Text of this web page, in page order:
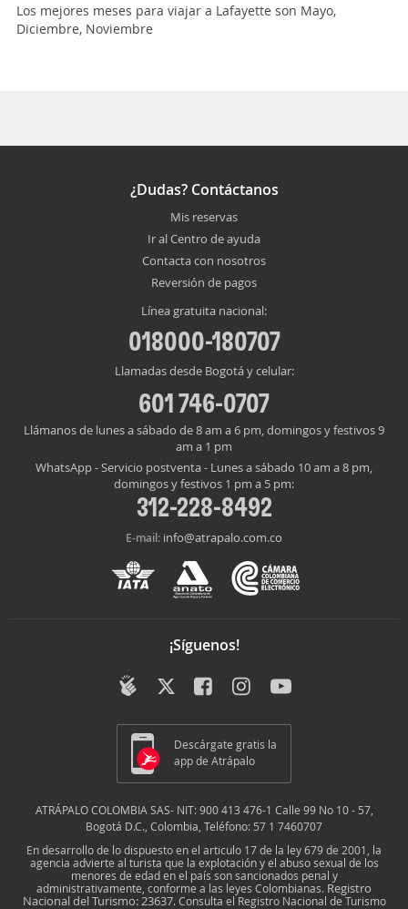
Los mejores meses para viajar a Lafayette son Mayo,
Diciembre, Noviembre
¿Dudas? Contáctanos
Mis reservas
Ir al Centro de ayuda
Contacta con nosotros
Reversión de pagos
Línea gratuita nacional:
018000-180707
Llamadas desde Bogotá y celular:
601 746-0707
Llámanos de lunes a sábado de 8 am a 6 pm, domingos y festivos 9
am a 1 pm
WhatsApp - Servicio postventa - Lunes a sábado 10 am a 8 pm,
domingos y festivos 1 pm a 5 pm:
312-228-8492
E-mail: info@atrapalo.com.co
¡Síguenos!
Descárgate gratis la
app de Atrápalo
ATRÁPALO COLOMBIA SAS- NIT: 900 413 476-1 Calle 99 No 10 - 57,
Bogotá D.C., Colombia, Teléfono: 57 1 7460707
En desarrollo de lo dispuesto en el articulo 17 de la ley 679 de 2001, la
agencia advierte al turista que la explotación y el abuso sexual de los
menores de edad en el país son sancionados penal y
administrativamente, conforme a las leyes Colombianas. Registro
Nacional del Turismo: 23637. Consulta el Registro Nacional de Turismo